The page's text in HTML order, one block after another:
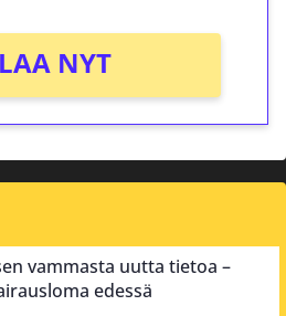
NYT
vammasta uutta tietoa –
edessä